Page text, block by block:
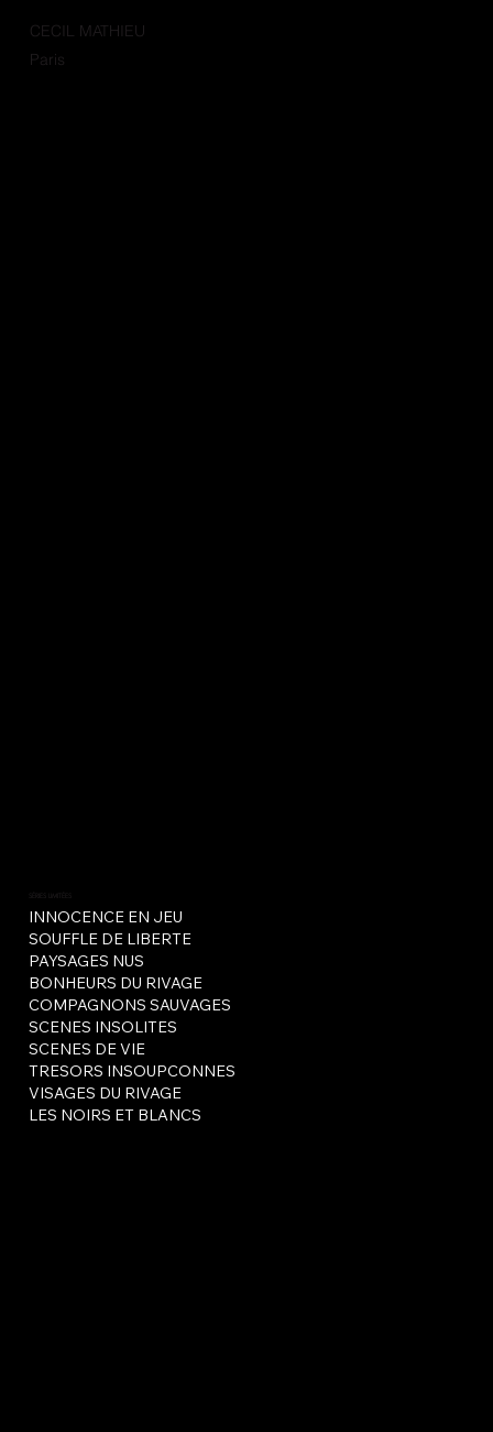
CECIL MATHIEU
Paris
INNOCENCE EN JEU
SOUFFLE DE LIBERTE
PAYSAGES NUS
BONHEURS DU RIVAGE
COMPAGNONS SAUVAGES
SCENES INSOLITES
SCENES DE VIE
TRESORS INSOUPCONNES
VISAGES DU RIVAGE
LES NOIRS ET BLANCS